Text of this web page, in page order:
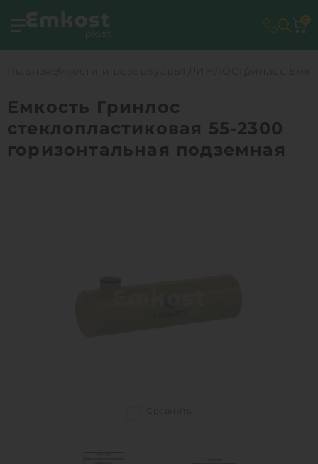
Емкость Гринлос
стеклопластиковая 55-2300
горизонтальная подземная